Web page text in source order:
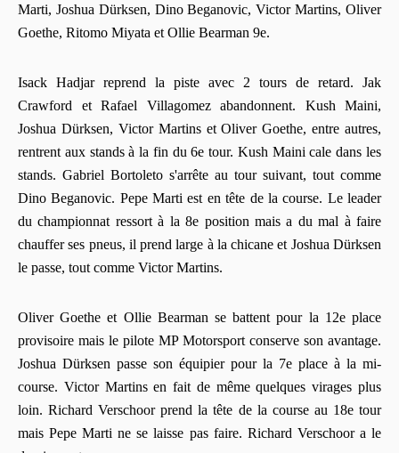
Marti, Joshua Dürksen, Dino Beganovic, Victor Martins, Oliver
Goethe, Ritomo Miyata et Ollie Bearman 9e.
Isack Hadjar reprend la piste avec 2 tours de retard. Jak
Crawford et Rafael Villagomez abandonnent. Kush Maini,
Joshua Dürksen, Victor Martins et Oliver Goethe, entre autres,
rentrent aux stands à la fin du 6e tour. Kush Maini cale dans les
stands. Gabriel Bortoleto s'arrête au tour suivant, tout comme
Dino Beganovic. Pepe Marti est en tête de la course. Le leader
du championnat ressort à la 8e position mais a du mal à faire
chauffer ses pneus, il prend large à la chicane et Joshua Dürksen
le passe, tout comme Victor Martins.
Oliver Goethe et Ollie Bearman se battent pour la 12e place
provisoire mais le pilote MP Motorsport conserve son avantage.
Joshua Dürksen passe son équipier pour la 7e place à la mi-
course. Victor Martins en fait de même quelques virages plus
loin. Richard Verschoor prend la tête de la course au 18e tour
mais Pepe Marti ne se laisse pas faire. Richard Verschoor a le